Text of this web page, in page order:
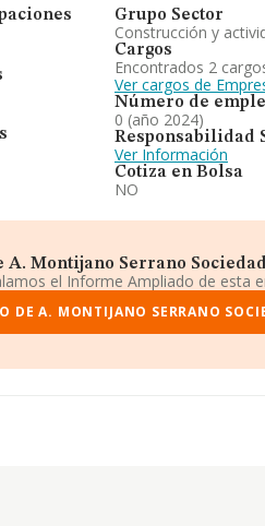
Grupo Sector
Construcción y
Cargos
Encontrados 2
Ver cargos de
Número de
0 (año 2024)
Responsabilidad
Ver Información
Cotiza en Bolsa
NO
Montijano Serrano
el Informe Ampliado de esta
DE A. MONTIJANO SERRANO